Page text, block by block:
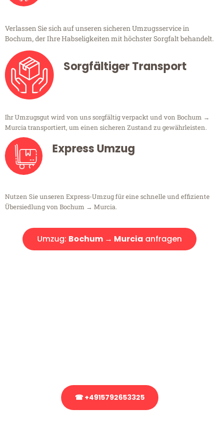
Verlassen Sie sich auf unseren sicheren Umzugsservice in
Bochum, der Ihre Habseligkeiten mit höchster Sorgfalt behandelt.
Sorgfältiger Transport
Ihr Umzugsgut wird von uns sorgfältig verpackt und von Bochum →
Murcia transportiert, um einen sicheren Zustand zu gewährleisten.
Express Umzug
Nutzen Sie unseren Express-Umzug für eine schnelle und effiziente
Übersiedlung von Bochum → Murcia.
Umzug: Bochum → Murcia anfragen
☎ +4915792653325